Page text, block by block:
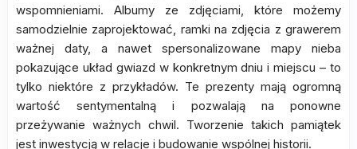
wspomnieniami. Albumy ze zdjęciami, które możemy
samodzielnie zaprojektować, ramki na zdjęcia z grawerem
ważnej daty, a nawet spersonalizowane mapy nieba
pokazujące układ gwiazd w konkretnym dniu i miejscu – to
tylko niektóre z przykładów. Te prezenty mają ogromną
wartość sentymentalną i pozwalają na ponowne
przeżywanie ważnych chwil. Tworzenie takich pamiątek
jest inwestycją w relacje i budowanie wspólnej historii.